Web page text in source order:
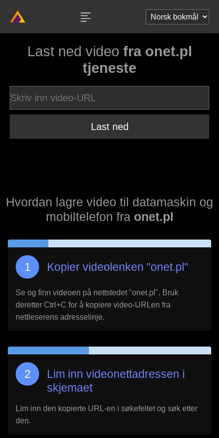
Last ned video fra onet.pl
tjeneste
Last ned
Hvordan lagre video til datamaskin og
mobiltelefon fra onet.pl
Kopier videolenken "onet.pl"
Se og finn videoen på nettstedet "onet.pl ". Bruk
deretter Ctrl+C for å kopiere video-URLen fra
nettleserens adresselinje.
Lim inn videonettadressen i
skjemaet
Lim inn den kopierte URL-en i søkefeltet og søk etter
den.